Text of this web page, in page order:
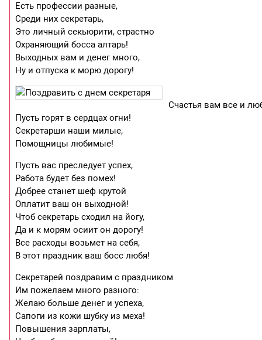
Есть профессии разные,
Среди них секретарь,
Это личный секьюрити, страстно
Охраняющий босса алтарь!
Выходных вам и денег много,
Ну и отпуска к морю дорогу!
Счастья вам все и
Пусть горят в сердцах огни!
Секретарши наши милые,
Помощницы любимые!
Пусть вас преследует успех,
Работа будет без помех!
Добрее станет шеф крутой
Оплатит ваш он выходной!
Чтоб секретарь сходил на йогу,
Да и к морям осиит он дорогу!
Все расходы возьмет на себя,
В этот праздник ваш босс любя!
Секретарей поздравим с праздником
Им пожелаем много разного:
Желаю больше денег и успеха,
Сапоги из кожи шубку из меха!
Повышения зарплаты,